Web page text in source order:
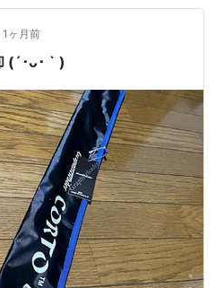
ってしまう部分がありまして
ルはロッド3本 リール4台なん
に使っているロッドは …
1ヶ月前
(´･ᴗ･ ` )